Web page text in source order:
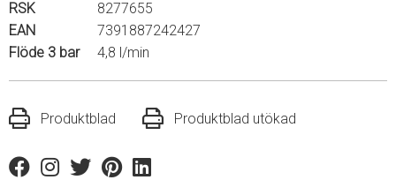
RSK
8277655
EAN
7391887242427
Flöde 3 bar
4,8 l/min
Produktblad Produktblad utökad
FacebookInstagram
TwitterPinterestLinkedin